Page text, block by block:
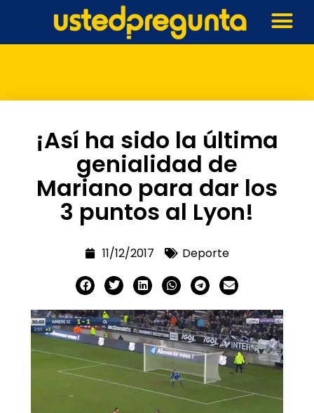
¡Así ha sido la última
genialidad de
Mariano para dar los
3 puntos al Lyon!
11/12/2017 Deporte